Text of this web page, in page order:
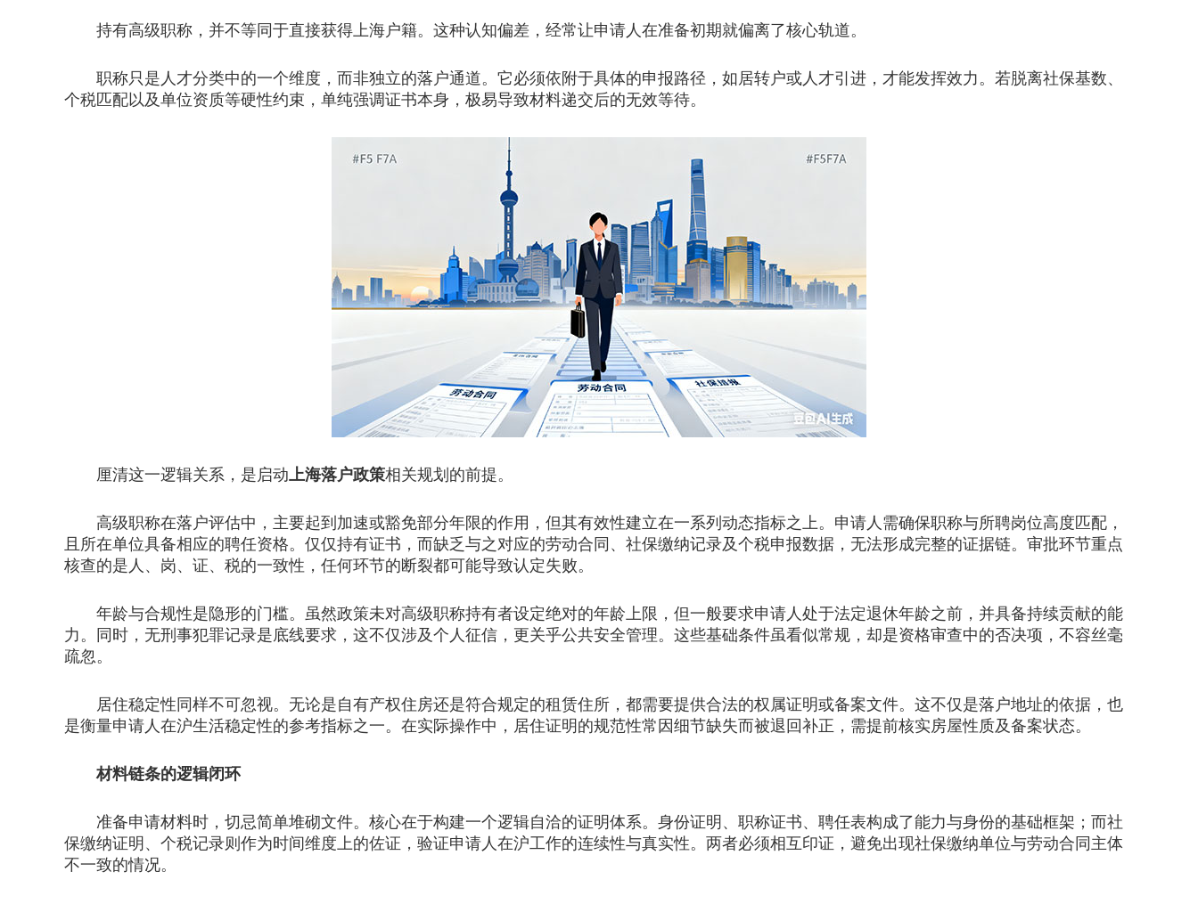
持有高级职称，并不等同于直接获得上海户籍。这种认知偏差，经常让申请人在准备初期就偏离了核心轨道。
职称只是人才分类中的一个维度，而非独立的落户通道。它必须依附于具体的申报路径，如居转户或人才引进，才能发挥效力。若脱离社保基数、
个税匹配以及单位资质等硬性约束，单纯强调证书本身，极易导致材料递交后的无效等待。
厘清这一逻辑关系，是启动上海落户政策相关规划的前提。
高级职称在落户评估中，主要起到加速或豁免部分年限的作用，但其有效性建立在一系列动态指标之上。申请人需确保职称与所聘岗位高度匹配，
且所在单位具备相应的聘任资格。仅仅持有证书，而缺乏与之对应的劳动合同、社保缴纳记录及个税申报数据，无法形成完整的证据链。审批环节重点
核查的是人、岗、证、税的一致性，任何环节的断裂都可能导致认定失败。
年龄与合规性是隐形的门槛。虽然政策未对高级职称持有者设定绝对的年龄上限，但一般要求申请人处于法定退休年龄之前，并具备持续贡献的能
力。同时，无刑事犯罪记录是底线要求，这不仅涉及个人征信，更关乎公共安全管理。这些基础条件虽看似常规，却是资格审查中的否决项，不容丝毫
疏忽。
居住稳定性同样不可忽视。无论是自有产权住房还是符合规定的租赁住所，都需要提供合法的权属证明或备案文件。这不仅是落户地址的依据，也
是衡量申请人在沪生活稳定性的参考指标之一。在实际操作中，居住证明的规范性常因细节缺失而被退回补正，需提前核实房屋性质及备案状态。
材料链条的逻辑闭环
准备申请材料时，切忌简单堆砌文件。核心在于构建一个逻辑自洽的证明体系。身份证明、职称证书、聘任表构成了能力与身份的基础框架；而社
保缴纳证明、个税记录则作为时间维度上的佐证，验证申请人在沪工作的连续性与真实性。两者必须相互印证，避免出现社保缴纳单位与劳动合同主体
不一致的情况。